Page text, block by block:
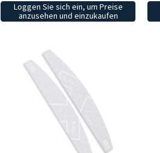
Loggen Sie sich ein, um Preise
anzusehen und einzukaufen